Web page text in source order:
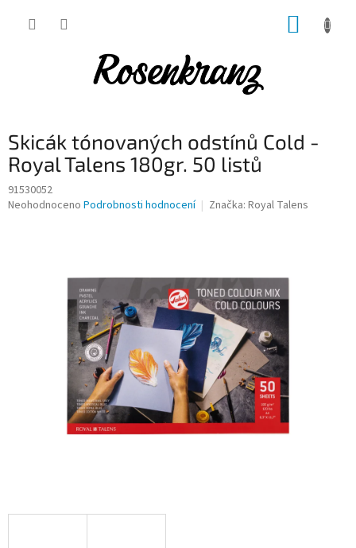
Skicák tónovaných odstínů Cold -
Royal Talens 180gr. 50 listů
91530052
Průměrné
Neohodnoceno Podrobnosti hodnocení Značka: Royal Talens